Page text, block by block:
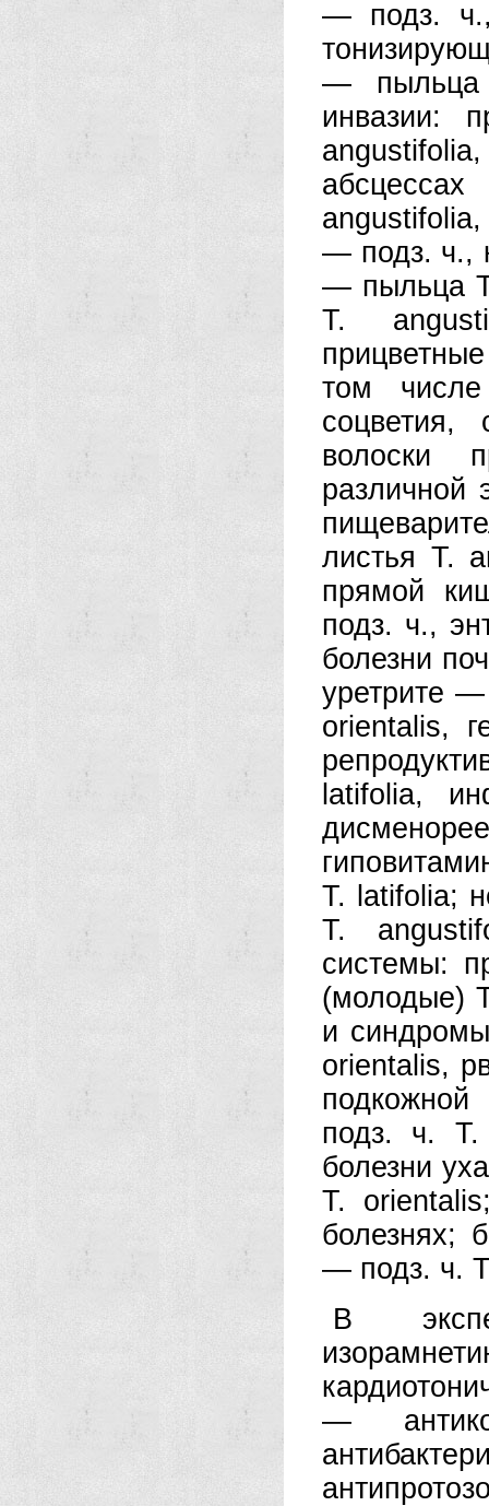
— подз.
— пыльца
инвазии:
angustifolia,
— подз. ч.,
— пыльца
Т.
том
волоски
различной
листья Т.
прямой
подз. ч.,
болезни
уретрите
orientalis,
latifolia,
Т. latifolia;
Т.
системы:
(молодые)
и
orientalis,
подз. ч.
болезни
Т.
болезнях;
— подз. ч.
В
—